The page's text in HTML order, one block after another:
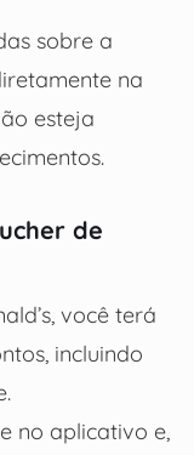
sobre a
na
esteja
de
você terá
incluindo
no aplicativo e,